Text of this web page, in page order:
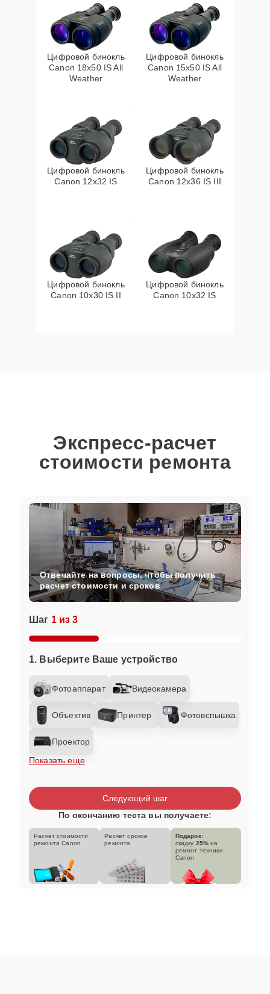
Цифровой бинокль
Canon 18x50 IS All
Weather
Цифровой бинокль
Canon 15x50 IS All
Weather
Цифровой бинокль
Canon 12x32 IS
Цифровой бинокль
Canon 12x36 IS III
Цифровой бинокль
Canon 10x30 IS II
Цифровой бинокль
Canon 10x32 IS
Экспресс-расчет
стоимости ремонта
Шаг 1 из 3
1. Выберите Ваше устройство
Фотоаппарат Видеокамера
Объектив Принтер Фотовспышка
Проектор
Показать еще
Отвечайте на вопросы, чтобы получить
расчет стоимости и сроков
Следующий шаг
По окончанию теста вы получаете:
Расчет стоимости
ремонта Canon
Расчет сроков
ремонта
Подарок:
скидку 25% на
ремонт техники
Canon